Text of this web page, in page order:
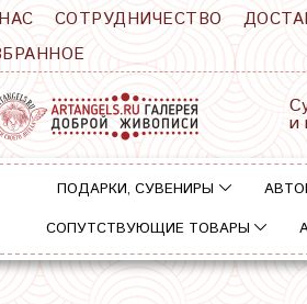
СОТРУДНИЧЕСТВО
и
ПОДАРКИ, СУВЕНИРЫ
СОПУТСТВУЮЩИЕ ТОВАРЫ